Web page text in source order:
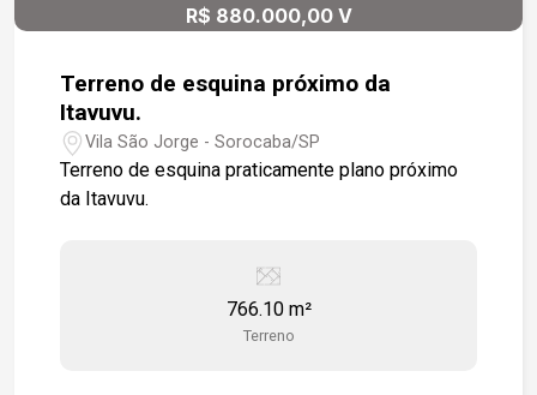
R$ 880.000,00 V
Terreno de esquina próximo da
Itavuvu.
Vila São Jorge - Sorocaba/SP
Terreno de esquina praticamente plano próximo
da Itavuvu.
766.10 m²
Terreno